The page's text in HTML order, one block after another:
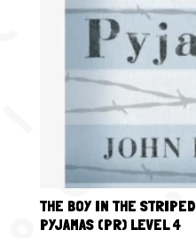
THE BOY IN THE STRIPED
PYJAMAS (PR) LEVEL 4